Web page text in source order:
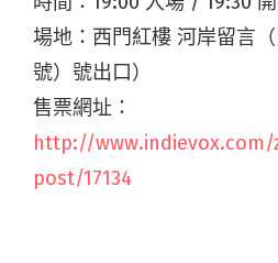
場地：西門紅樓 河岸留言
號）號出口）
售票網址：
http://
post/17134